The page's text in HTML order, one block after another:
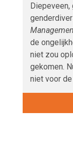
de
niet zou
gekomen.
niet voor